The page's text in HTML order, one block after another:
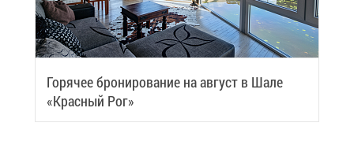
Го­ря­чее бро­ни­ро­ва­ние на ав­густ в Ша­ле
«Крас­ный Рог»